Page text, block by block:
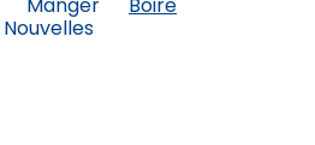
Nouvelles